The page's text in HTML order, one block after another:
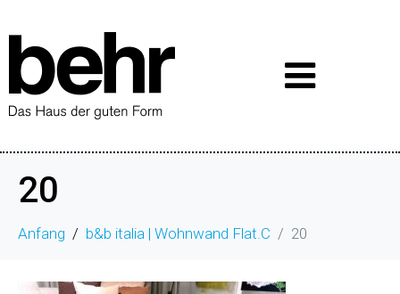
20
Anfang b&b italia | Wohnwand Flat.C 20